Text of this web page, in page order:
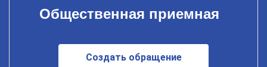
Общественная приемная
Создать обращение